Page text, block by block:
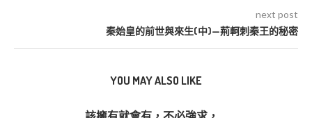
next post
秦始皇的前世與來生(中)—荊軻刺秦王的秘密
YOU MAY ALSO LIKE